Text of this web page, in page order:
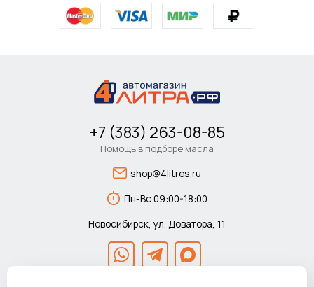
+7 (383) 263-08-85
Помощь в подборе масла
shop@4litres.ru
Пн-Вс 09:00-18:00
Новосибирск, ул. Доватора, 11